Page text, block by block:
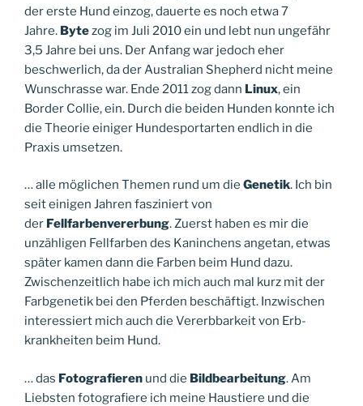
der erste Hund einzog, dauerte es noch etwa 7
Jahre. Bytezog im Juli 2010 ein und lebt nun ungefähr
3,5 Jahre bei uns. Der Anfang war jedoch eher
beschwerlich, da der Australian Shepherd nicht meine
Wunschrasse war. Ende 2011 zog dann Linux, ein
Border Collie, ein. Durch die beiden Hunden konnte ich
die Theorie einiger Hundesportarten endlich in die
Praxis umsetzen.
… alle möglichen Themen rund um die Genetik. Ich bin
seit einigen Jahren fasziniert von
der Fellfarbenvererbung. Zuerst haben es mir die
unzähligen Fellfarben des Kaninchens angetan, etwas
später kamen dann die Farben beim Hund dazu.
Zwischenzeitlich habe ich mich auch mal kurz mit der
Farbgenetik bei den Pferden beschäftigt. Inzwischen
interessiert mich auch die Vererbbarkeit von Erb-
krankheiten beim Hund.
… das Fotografieren und die Bildbearbeitung. Am
Liebsten fotografiere ich meine Haustiere und die